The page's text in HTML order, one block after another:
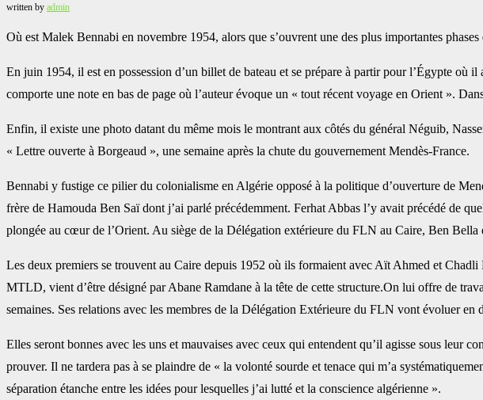
written by admin
Où est Malek Bennabi en novembre 1954, alors que s’ouvrent une des plus importantes
En juin 1954, il est en possession d’un billet de bateau et se prépare à partir pour l’Égypte
comporte une note en bas de page où l’auteur évoque un « tout récent voyage en Orient ».
Enfin, il existe une photo datant du même mois le montrant aux côtés du général Néguib,
« Lettre ouverte à Borgeaud », une semaine après la chute du gouvernement Mendès-France.
Bennabi y fustige ce pilier du colonialisme en Algérie opposé à la politique d’ouverture de
frère de Hamouda Ben Saï dont j’ai parlé précédemment. Ferhat Abbas l’y avait précédé de
plongée au cœur de l’Orient. Au siège de la Délégation extérieure du FLN au Caire, Ben
Les deux premiers se trouvent au Caire depuis 1952 où ils formaient avec Aït Ahmed et
MTLD, vient d’être désigné par Abane Ramdane à la tête de cette structure.On lui offre de
semaines. Ses relations avec les membres de la Délégation Extérieure du FLN vont évoluer en
Elles seront bonnes avec les uns et mauvaises avec ceux qui entendent qu’il agisse sous leur
prouver. Il ne tardera pas à se plaindre de « la volonté sourde et tenace qui m’a
séparation étanche entre les idées pour lesquelles j’ai lutté et la conscience algérienne ».